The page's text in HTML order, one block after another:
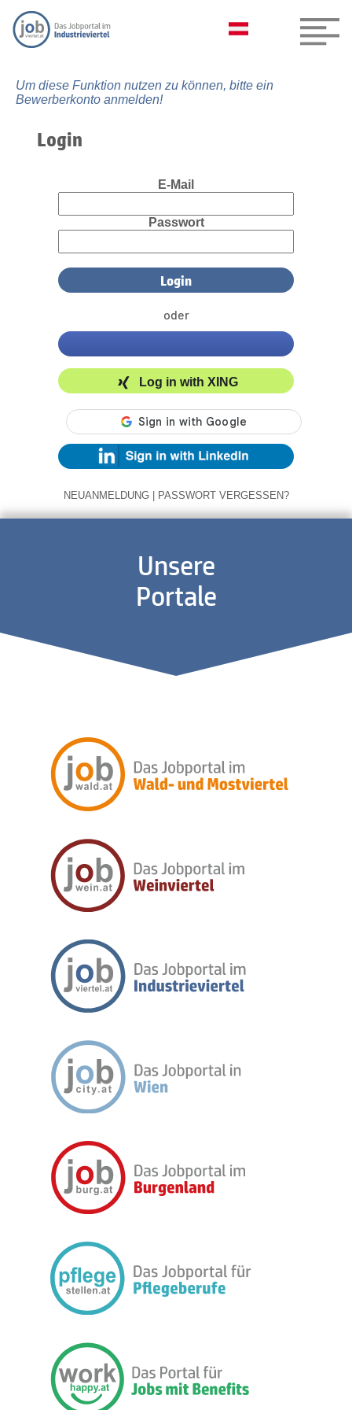
Um diese Funktion nutzen zu können, bitte ein
Bewerberkonto anmelden!
Login
E-Mail
Passwort
oder
Log in with XING
NEUANMELDUNG | PASSWORT VERGESSEN?
Unsere
Portale